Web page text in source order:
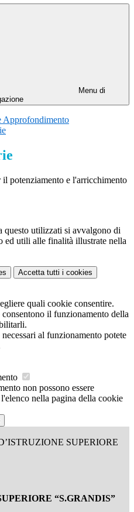
Menu di
Approfondimento
potenziamento e l'arricchimento
questo utilizzati si avvalgono di
ed utili alle finalità illustrate nella
Accetta tutti i cookies
quali cookie consentire.
il funzionamento della
al funzionamento potete
non possono essere
nella pagina della cookie
SUPERIORE
“S.GRANDIS”